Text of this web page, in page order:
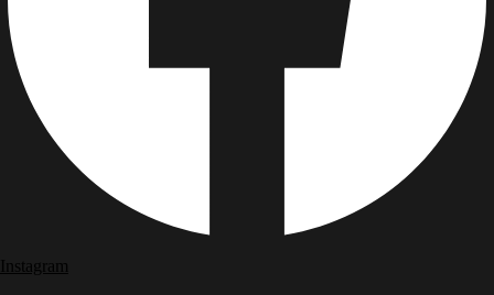
Instagram